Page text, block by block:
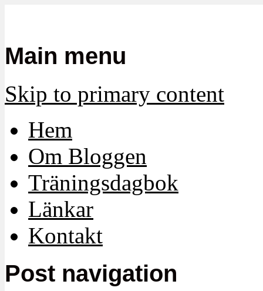
Main menu
Skip to primary content
Hem
Om Bloggen
Träningsdagbok
Länkar
Kontakt
Post navigation